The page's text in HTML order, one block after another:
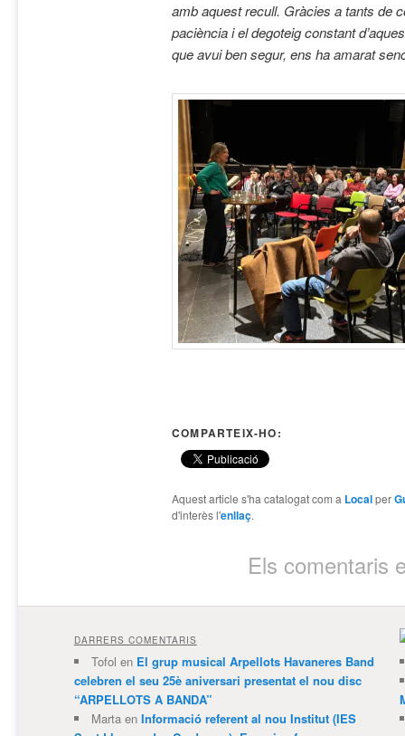
amb aquest recull. Gràcies a tants de
paciència i el degoteig constant
que avui ben segur, ens ha amarat
COMPARTEIX-HO:
Aquest article s'ha catalogat com a Localper
d'interès l'enllaç.
Els comentaris
DARRERS COMENTARIS
Tofol en El grup musical Arpellots Havaneres Band
celebren el seu 25è aniversari presentat el nou disc
“ARPELLOTS A BANDA”
Martaen Informació referent al nou Institut (IES